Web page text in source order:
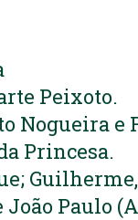
Peixoto.
Nogueira e
Princesa.
João Paulo